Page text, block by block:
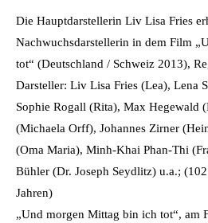
Die Hauptdarstellerin Liv Lisa Fries
Nachwuchsdarstellerin in dem Film
tot“ (Deutschland / Schweiz 2013),
Darsteller: Liv Lisa Fries (Lea), Lena
Sophie Rogall (Rita), Max Hegewald
(Michaela Orff), Johannes Zirner
(Oma Maria), Minh-Khai Phan-Thi
Bühler (Dr. Joseph Seydlitz) u.a.;
Jahren)
„Und morgen Mittag bin ich tot“, am